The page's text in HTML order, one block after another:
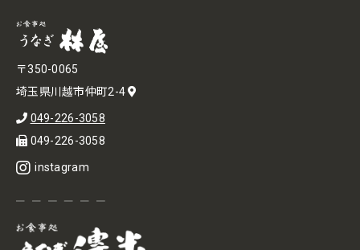
〒350-0065
埼玉県川越市仲町2-4
049-226-3058
049-226-3058
instagram